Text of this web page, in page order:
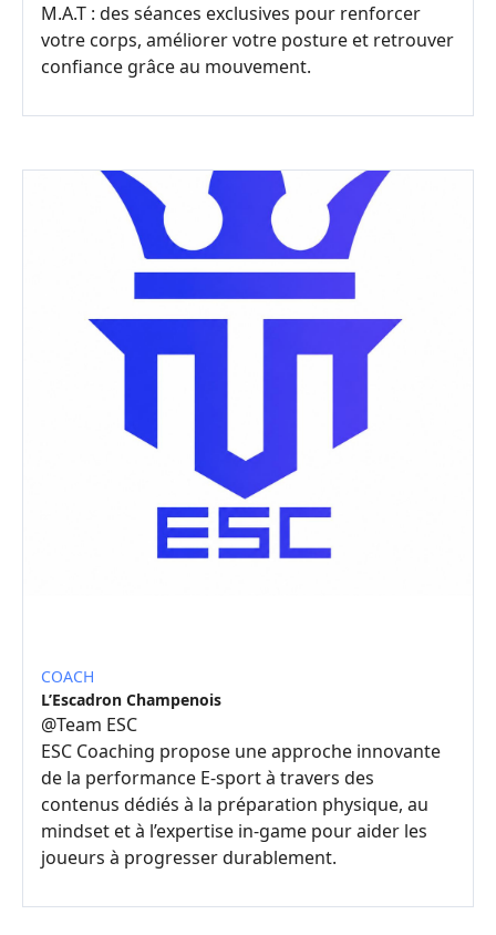
M.A.T : des séances exclusives pour renforcer
votre corps, améliorer votre posture et retrouver
confiance grâce au mouvement.
COACH
L’Escadron Champenois
@Team ESC
ESC Coaching propose une approche innovante
de la performance E-sport à travers des
contenus dédiés à la préparation physique, au
mindset et à l’expertise in-game pour aider les
joueurs à progresser durablement.